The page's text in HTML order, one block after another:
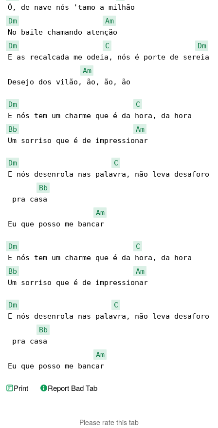
Dm
Am
Dm
C
Dm
E as recalcada me odeia, nós é porte de sereia
Am
Desejo dos vilão, ão, ão, ão
Dm
C
Bb
Am
Um sorriso que é de impressionar
Dm
C
E nós desenrola nas palavra, não leva desaforo
Bb
pra casa
Am
Eu que posso me bancar
Dm
C
Bb
Am
Um sorriso que é de impressionar
Dm
C
E nós desenrola nas palavra, não leva desaforo
Bb
pra casa
Am
Eu que posso me bancar
Print Report Bad Tab
Please rate this tab